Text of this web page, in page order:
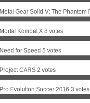
Metal Gear Solid V: The Phantom
Mortal Kombat X 8 votes
Need for Speed 5 votes
Project CARS 2 votes
Pro Evolution Soccer 2016 3 votes